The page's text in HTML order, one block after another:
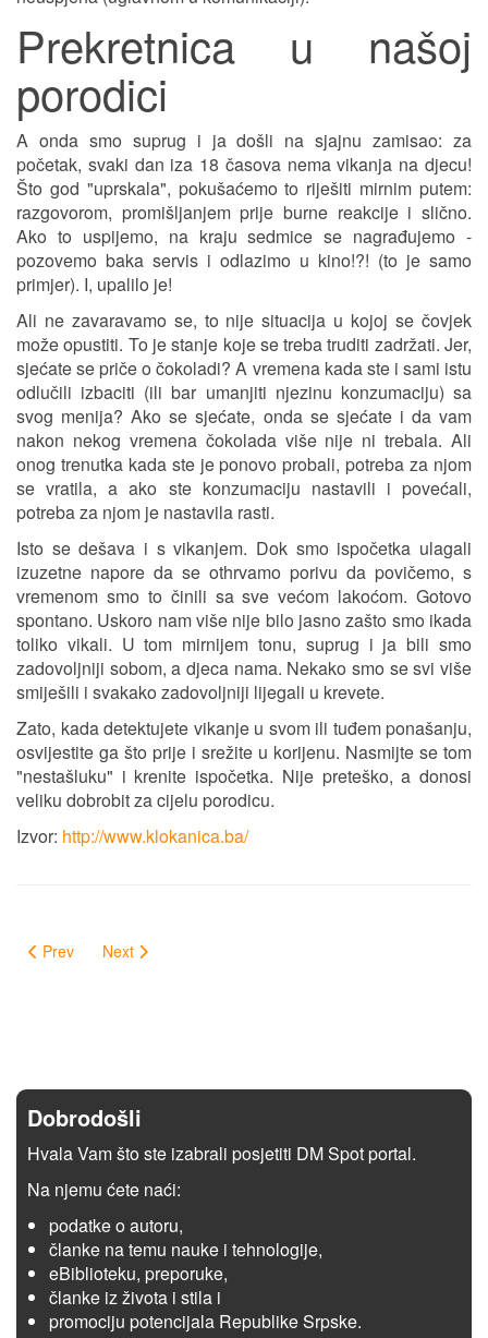
Prekretnica u našoj
porodici
A onda smo suprug i ja došli na sjajnu zamisao: za
početak, svaki dan iza 18 časova nema vikanja na djecu!
Što god "uprskala", pokušaćemo to riješiti mirnim putem:
razgovorom, promišljanjem prije burne reakcije i slično.
Ako to uspijemo, na kraju sedmice se nagrađujemo -
pozovemo baka servis i odlazimo u kino!?! (to je samo
primjer). I, upalilo je!
Ali ne zavaravamo se, to nije situacija u kojoj se čovjek
može opustiti. To je stanje koje se treba truditi zadržati. Jer,
sjećate se priče o čokoladi? A vremena kada ste i sami istu
odlučili izbaciti (ili bar umanjiti njezinu konzumaciju) sa
svog menija? Ako se sjećate, onda se sjećate i da vam
nakon nekog vremena čokolada više nije ni trebala. Ali
onog trenutka kada ste je ponovo probali, potreba za njom
se vratila, a ako ste konzumaciju nastavili i povećali,
potreba za njom je nastavila rasti.
Isto se dešava i s vikanjem. Dok smo ispočetka ulagali
izuzetne napore da se othrvamo porivu da povičemo, s
vremenom smo to činili sa sve većom lakoćom. Gotovo
spontano. Uskoro nam više nije bilo jasno zašto smo ikada
toliko vikali. U tom mirnijem tonu, suprug i ja bili smo
zadovoljniji sobom, a djeca nama. Nekako smo se svi više
smiješili i svakako zadovoljniji lijegali u krevete.
Zato, kada detektujete vikanje u svom ili tuđem ponašanju,
osvijestite ga što prije i srežite u korijenu. Nasmijte se tom
"nestašluku" i krenite ispočetka. Nije preteško, a donosi
veliku dobrobit za cijelu porodicu.
Izvor: http://www.klokanica.ba/
Prev Next
Dobrodošli
Hvala Vam što ste izabrali posjetiti DM Spot portal.
Na njemu ćete naći:
podatke o autoru,
članke na temu nauke i tehnologije,
eBiblioteku, preporuke,
članke iz života i stila i
promociju potencijala Republike Srpske.